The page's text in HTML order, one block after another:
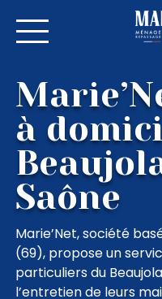
Val
à
Saône
Marie’Net, société
(69), propose un
particuliers du
l’entretien de leurs